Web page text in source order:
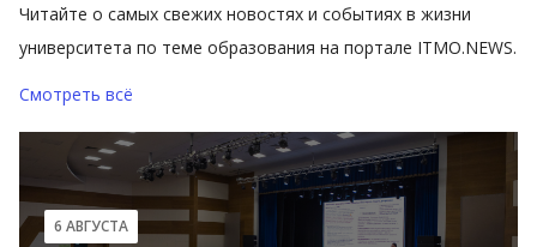
Читайте о самых свежих новостях и событиях в жизни
университета по теме образования на портале ITMO.NEWS.
Смотреть всё
6 АВГУСТА